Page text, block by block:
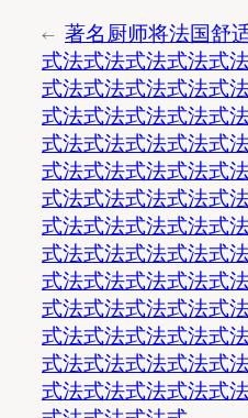
← 著名厨师将法国舒
式法式法式法式法式
式法式法式法式法式
式法式法式法式法式
式法式法式法式法式
式法式法式法式法式
式法式法式法式法式
式法式法式法式法式
式法式法式法式法式
式法式法式法式法式
式法式法式法式法式
式法式法式法式法式
式法式法式法式法式
式法式法式法式法式